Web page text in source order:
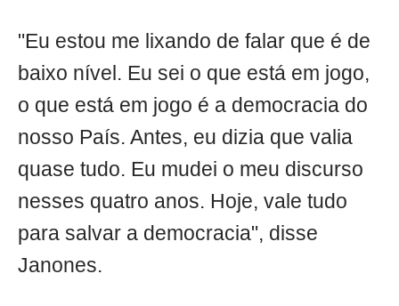
"Eu estou me lixando de falar que é de
baixo nível. Eu sei o que está em jogo,
o que está em jogo é a democracia do
nosso País. Antes, eu dizia que valia
quase tudo. Eu mudei o meu discurso
nesses quatro anos. Hoje, vale tudo
para salvar a democracia", disse
Janones.